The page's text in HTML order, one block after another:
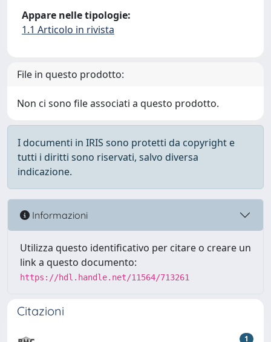
Appare nelle tipologie:
1.1 Articolo in rivista
File in questo prodotto:
Non ci sono file associati a questo prodotto.
I documenti in IRIS sono protetti da copyright e
tutti i diritti sono riservati, salvo diversa
indicazione.
Informazioni
Utilizza questo identificativo per citare o creare un
link a questo documento:
https://hdl.handle.net/11564/713261
Citazioni
1